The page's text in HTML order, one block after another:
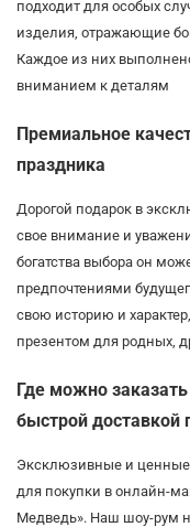
подходит для особых
изделия, отражающие
Каждое из них
вниманием к деталям
Премиальное
праздника
Дорогой подарок в
свое внимание и
богатства выбора он
предпочтениями
свою историю и
презентом для родных,
Где можно
быстрой доставкой
Эксклюзивные и ценные
для покупки в онлайн-
Медведь». Наш шоу-рум